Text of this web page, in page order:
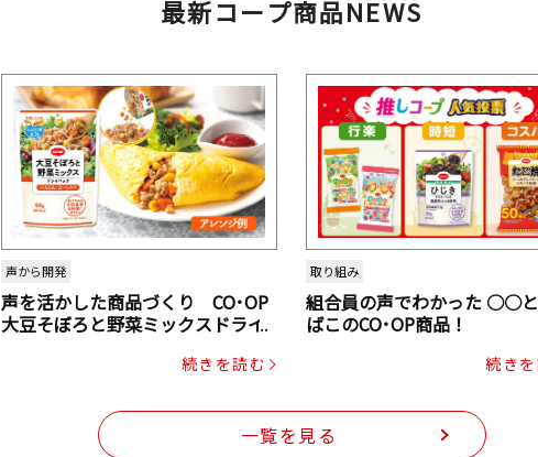
最新コープ商品NEWS
声から開発
声を活かした商品づくり CO･OP
大豆そぼろと野菜ミックスドライ
続きを読む
取り組み
組合員の声でわかった ○○
ばこのCO･OP商品！
続き
一覧を見る